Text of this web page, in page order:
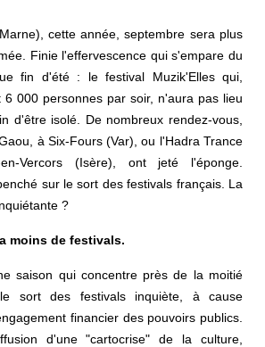
cette année, septembre sera plus
Finie l'effervescence qui s'empare du
fin d'été : le festival Muzik'Elles qui,
6 000 personnes par soir, n'aura pas lieu
d'être isolé. De nombreux rendez-vous,
à Six-Fours (Var), ou l'Hadra Trance
Vercors (Isère), ont jeté l'éponge.
sur le sort des festivals français. La
?
moins de festivals.
saison qui concentre près de la moitié
sort des festivals inquiète, à cause
financier des pouvoirs publics.
d'une "cartocrise" de la culture,